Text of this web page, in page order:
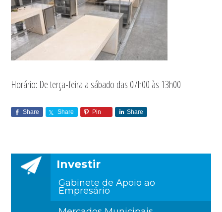
Horário: De terça-feira a sábado das 07h00 às 13h00
Share Share Pin Share
Investir
Gabinete de Apoio ao
Empresário